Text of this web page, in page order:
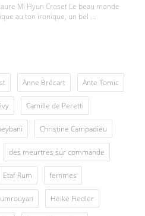
Mi Hyun Croset Le beau monde
au ton ironique, un bel ...
Anne Brécart Ante Tomic
Camille de Peretti
Christine Campadieu
des meurtres sur commande
Etaf Rum femmes
Heike Fiedler